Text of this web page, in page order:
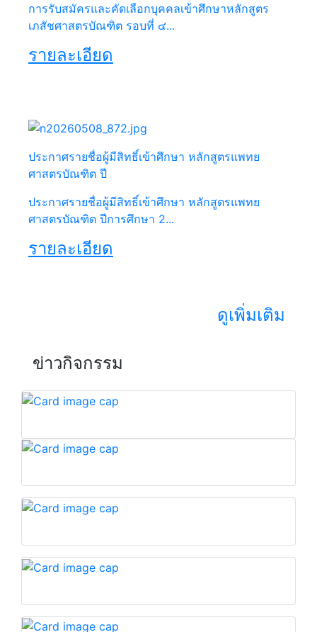
การรับสมัครและคัดเลือกบุคคลเข้าศึกษาหลักสูตร
เภสัชศาสตรบัณฑิต รอบที่ ๔...
รายละเอียด
ประกาศรายชื่อผู้มีสิทธิ์เข้าศึกษา หลักสูตรแพทย
ศาสตรบัณฑิต ปี
ประกาศรายชื่อผู้มีสิทธิ์เข้าศึกษา หลักสูตรแพทย
ศาสตรบัณฑิต ปีการศึกษา 2...
รายละเอียด
ดูเพิ่มเติม
ข่าวกิจกรรม